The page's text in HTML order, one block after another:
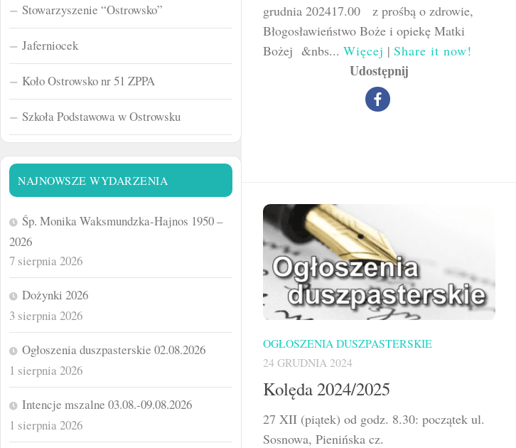
grudnia 202417.00 z prośbą o zdrowie,
Błogosławieństwo Boże i opiekę Matki
Bożej &nbs... Więcej | Share it now!
Udostępnij
OGŁOSZENIA DUSZPASTERSKIE
24 GRUDNIA 2024
Kolęda 2024/2025
27 XII (piątek) od godz. 8.30: początek ul.
Sosnowa, Pienińska cz.
Stowarzyszenie “Ostrowsko”
Jaferniocek
Koło Ostrowsko nr 51 ZPPA
Szkoła Podstawowa w Ostrowsku
NAJNOWSZE WYDARZENIA
Śp. Monika Waksmundzka-Hajnos 1950 –
2026
7 sierpnia 2026
Dożynki 2026
3 sierpnia 2026
Ogłoszenia duszpasterskie 02.08.2026
1 sierpnia 2026
Intencje mszalne 03.08.-09.08.2026
1 sierpnia 2026